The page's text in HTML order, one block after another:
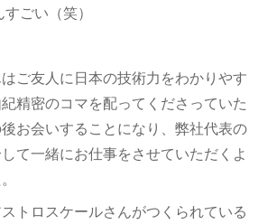
ごい（笑）
ご友人に日本の技術力をわかりやす
精密のコマを配ってくださっていた
お会いすることになり、弊社代表の
て一緒にお仕事をさせていただくよ
トロスケールさんがつくられている